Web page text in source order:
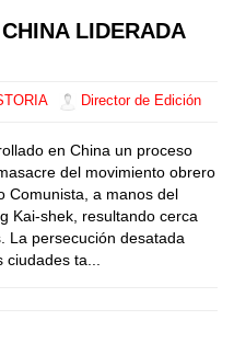
LIDERADA
Director de Edición
en China un proceso
del movimiento obrero
Comunista, a manos del
Kai-shek, resultando cerca
La persecución desatada
ta...